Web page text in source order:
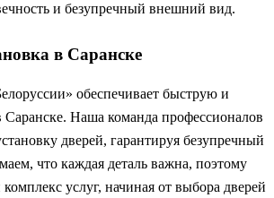
и безупречный внешний вид.
в Саранске
обеспечивает быструю и
Саранске. Наша команда профессионалов
дверей, гарантируя безупречный
что каждая деталь важна, поэтому
услуг, начиная от выбора дверей